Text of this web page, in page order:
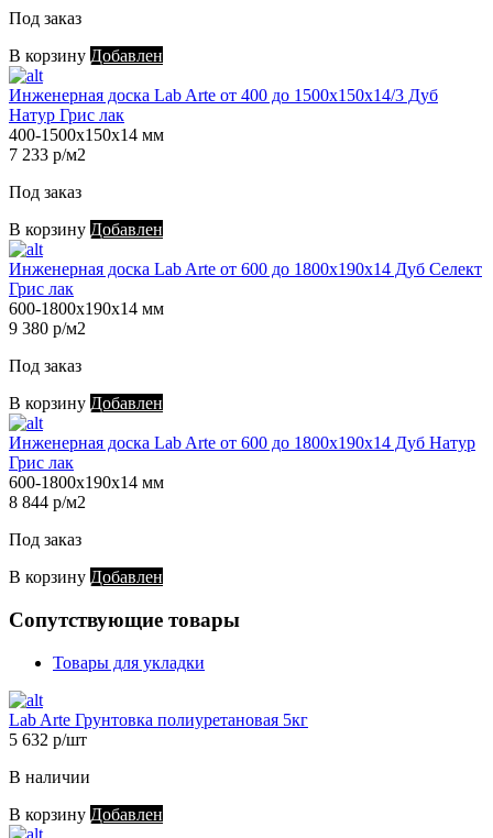
Под заказ
В корзину Добавлен
Инженерная доска Lab Arte от 400 до 1500х150х14/3 Дуб
Натур Грис лак
400-1500х150х14 мм
7 233 р/м2
Под заказ
В корзину Добавлен
Инженерная доска Lab Arte от 600 до 1800х190х14 Дуб Селект
Грис лак
600-1800х190х14 мм
9 380 р/м2
Под заказ
В корзину Добавлен
Инженерная доска Lab Arte от 600 до 1800х190х14 Дуб Натур
Грис лак
600-1800х190х14 мм
8 844 р/м2
Под заказ
В корзину Добавлен
Сопутствующие товары
Товары для укладки
Lab Arte Грунтовка полиуретановая 5кг
5 632 р/шт
В наличии
В корзину Добавлен